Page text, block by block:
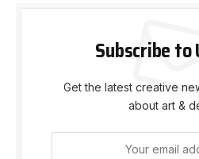
Subscribe to
Get the latest creative
about art &